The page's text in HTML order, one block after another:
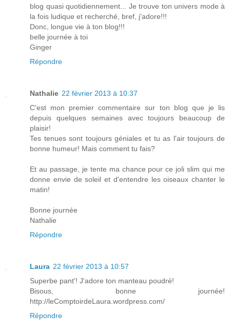
blog quasi quotidiennement... Je trouve ton univers mode à
la fois ludique et recherché, bref, j'adore!!!
Donc, longue vie à ton blog!!!
belle journée à toi
Ginger
Répondre
Nathalie 22 février 2013 à 10:37
C'est mon premier commentaire sur ton blog que je lis
depuis quelques semaines avec toujours beaucoup de
plaisir!
Tes tenues sont toujours géniales et tu as l'air toujours de
bonne humeur! Mais comment tu fais?
Et au passage, je tente ma chance pour ce joli slim qui me
donne envie de soleil et d'entendre les oiseaux chanter le
matin!
Bonne journée
Nathalie
Répondre
Laura 22 février 2013 à 10:57
Superbe pant'! J'adore ton manteau poudré!
Bisous, bonne journée!
http://leComptoirdeLaura.wordpress.com/
Répondre